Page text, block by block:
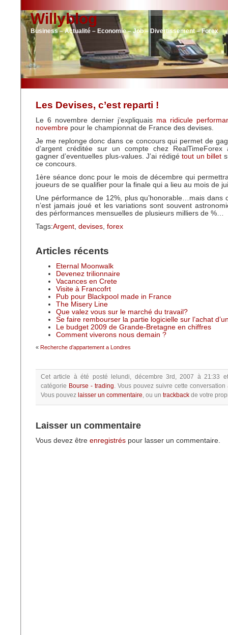
Willyblog
Business – Actualité – Economie – Job – Divertissement – Forex
Les Devises, c’est reparti !
Le 6 novembre dernier j’expliquais ma ridicule
novembre pour le championnat de France des devises.
Je me replonge donc dans ce concours qui permet de
d’argent créditée sur un compte chez RealTimeForex
gagner d’eventuelles plus-values. J’ai rédigétout un billet
ce concours.
1ère séance donc pour le mois de décembre qui
joueurs de se qualifier pour la finale qui a lieu au mois de
Une pérformance de 12%, plus qu’honorable…mais dans
n’est jamais joué et les variations sont souvent
des pérformances mensuelles de plusieurs milliers de %…
Tags:Argent, devises, forex
Articles récents
Eternal Moonwalk
Devenez trilionnaire
Vacances en Crete
Visite à Francofrt
Pub pour Blackpool made in France
The Misery Line
Que valez vous sur le marché du travail?
Se faire rembourser la partie logicielle sur l’achat
Le budget 2009 de Grande-Bretagne en chiffres
Comment viverons nous demain ?
« Recherche d’appartement a Londres
Cet article à été posté lelundi, décembre 3rd, 2007 à 21:33
catégorie Bourse - trading. Vous pouvez suivre cette conversation
Vous pouvez laisser un commentaire, ou un trackback de votre
Laisser un commentaire
Vous devez être enregistrés pour lasser un commentaire.